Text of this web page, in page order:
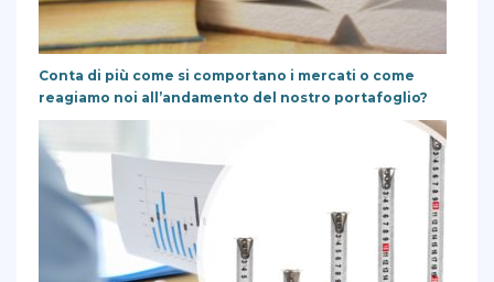
Conta di più come si comportano i mercati o come
reagiamo noi all’andamento del nostro portafoglio?